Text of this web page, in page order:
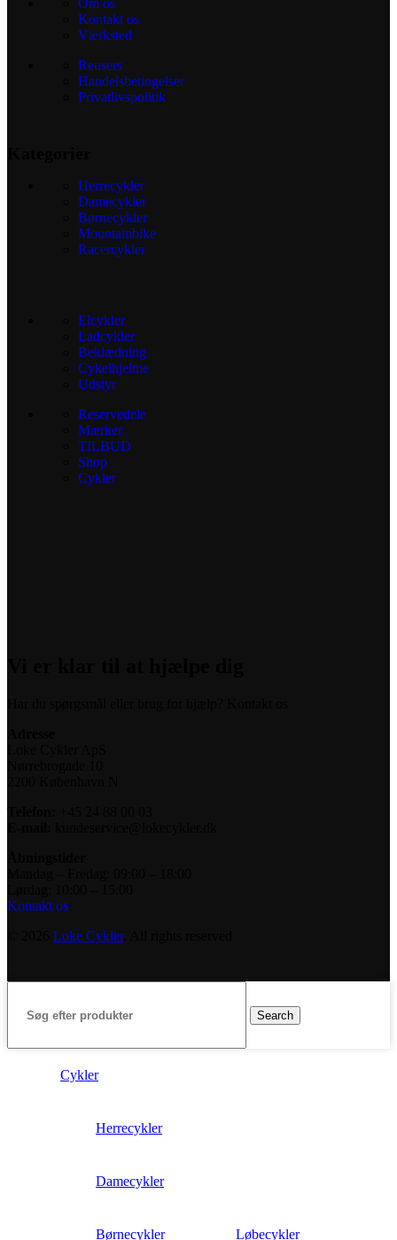
Om os
Kontakt os
Værksted
Reusers
Handelsbetingelser
Privatlivspolitik
Herrecykler
Damecykler
Børnecykler
Mountainbike
Racercykler
Elcykler
Ladcykler
Beklædning
Cykelhjelme
Udstyr
Reservedele
Mærker
TILBUD
Shop
Cykler
Kontakt os
Loke Cykler. All rights reserved
Search
Cykler
Herrecykler
Damecykler
Børnecykler Løbecykler